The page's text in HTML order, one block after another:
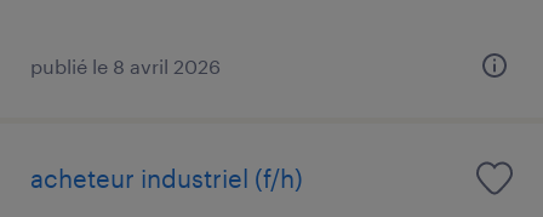
publié le 8 avril 2026
acheteur industriel (f/h)